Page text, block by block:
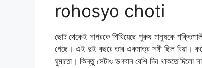
rohosyo choti
ছোট থেকেই সাগরকে শিখিয়েছে পুরুষ মানুষকে
গেছে। এই দুই বছরে তার একমাত্র সঙ্গী ছিল রিয়া।
ঘুমাতো। কিন্তু সেটাও ভগবান বেশি দিন থাকতে দিলো